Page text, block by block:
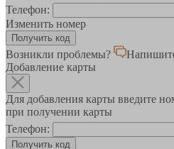
Телефон:
Изменить номер
Возникли проблемы?
Добавление карты
Для добавления карты введите
при получении карты
Телефон: